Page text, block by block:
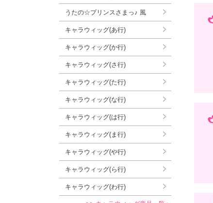
うたの☆プリンスさまっ♪ 風
キャラウィッグ(あ行)
キャラウィッグ(か行)
キャラウィッグ(さ行)
キャラウィッグ(た行)
キャラウィッグ(な行)
キャラウィッグ(は行)
キャラウィッグ(ま行)
キャラウィッグ(や行)
キャラウィッグ(ら行)
キャラウィッグ(わ行)